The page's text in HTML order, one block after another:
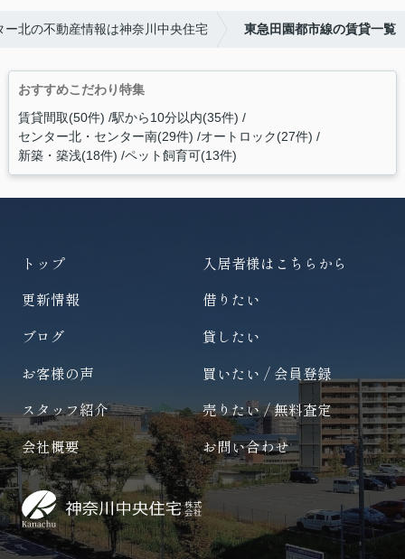
ー北の不動産情報は神奈川中央住宅 東急田園都市線の賃貸一覧
おすすめこだわり特集
賃貸間取(50件) 駅から10分以内(35件)
センター北・センター南(29件) オートロック(27件)
新築・築浅(18件) ペット飼育可(13件)
トップ
入居者様はこちらから
更新情報
借りたい
ブログ
貸したい
お客様の声
買いたい / 会員登録
スタッフ紹介
売りたい / 無料査定
会社概要
お問い合わせ